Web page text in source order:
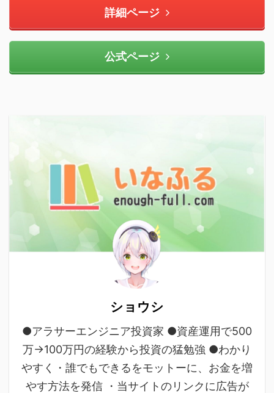
詳細ページ
公式ページ
ショウシ
●アラサーエンジニア投資家 ●資産運用で500
万→100万円の経験から投資の猛勉強 ●わかり
やすく・誰でもできるをモットーに、お金を増
やす方法を発信 ・当サイトのリンクに広告が